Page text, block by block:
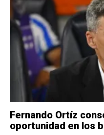
Fernando Ortíz
oportunidad en los